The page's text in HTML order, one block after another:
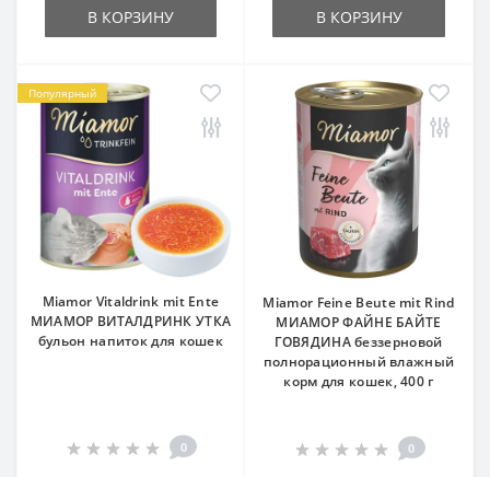
В КОРЗИНУ В КОРЗИНУ
Популярный
Miamor Vitaldrink mit Ente
МИАМОР ВИТАЛДРИНК УТКА
бульон напиток для кошек
0
Miamor Feine Beute mit Rind
МИАМОР ФАЙНЕ БАЙТЕ
ГОВЯДИНА беззерновой
полнорационный влажный
корм для кошек, 400 г
0